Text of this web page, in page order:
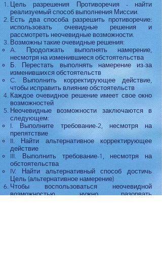
Цель разрешения Противоречия - найти
реализуемый способ выполнения Миссии.
Есть два способа разрешить противоречие:
использовать очевидные решения и
рассмотреть неочевидные возможности.
Возможны такие очевидные решения:
A. Продолжать выполнять намерение,
несмотря на изменившиеся обстоятельства
Б. Перестать выполнять намерение из-за
изменившихся обстоятельств
C. Выполнить корректирующее действие,
чтобы исправить влияние обстоятельств
Каждое очевидное решение имеет свое окно
возможностей
Неочевидные возможности заключаются в
следующем:
I. Выполните требование-2, несмотря на
препятствие
II. Найти альтернативное корректирующее
действие
III. Выполнить требование-1, несмотря на
обстоятельства
IV. Найти альтернативный способ достичь
Цель (альтернативное намерение)
Чтобы воспользоваться неочевидной
возможностью, нужно разорвать